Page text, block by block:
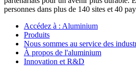
personnes dans plus de 140 sites et 40
Accédez à : Aluminium
Produits
Nous sommes au service des
À propos de l'aluminium
Innovation et R&D